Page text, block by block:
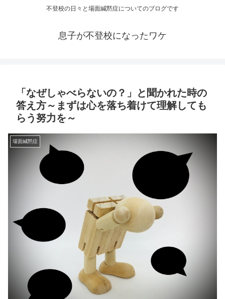
不登校の日々と場面緘黙症についてのブログです
息子が不登校になったワケ
「なぜしゃべらないの？」と聞かれた時の
答え方～まずは心を落ち着けて理解しても
らう努力を～
場面緘黙症